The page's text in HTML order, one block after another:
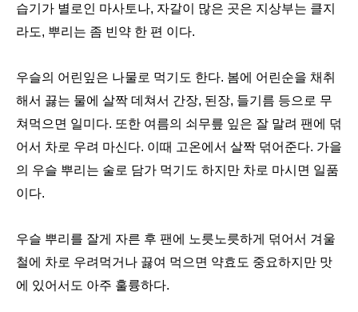
습기가 별로인 마사토나, 자갈이 많은 곳은 지상부는 클지
라도, 뿌리는 좀 빈약 한 편 이다.
우슬의 어린잎은 나물로 먹기도 한다. 봄에 어린순을 채취
해서 끓는 물에 살짝 데쳐서 간장, 된장, 들기름 등으로 무
쳐먹으면 일미다. 또한 여름의 쇠무릎 잎은 잘 말려 팬에 덖
어서 차로 우려 마신다. 이때 고온에서 살짝 덖어준다. 가을
의 우슬 뿌리는 술로 담가 먹기도 하지만 차로 마시면 일품
이다.
우슬 뿌리를 잘게 자른 후 팬에 노릇노릇하게 덖어서 겨울
철에 차로 우려먹거나 끓여 먹으면 약효도 중요하지만 맛
에 있어서도 아주 훌륭하다.